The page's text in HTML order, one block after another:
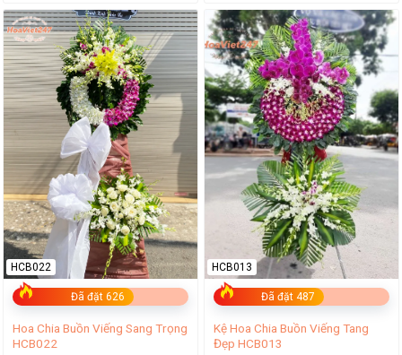
Đã đặt 626
HCB022
Hoa Chia Buồn Viếng Sang Trọng
HCB022
Đã đặt 487
HCB013
Kệ Hoa Chia Buồn Viếng Tang
Đẹp HCB013